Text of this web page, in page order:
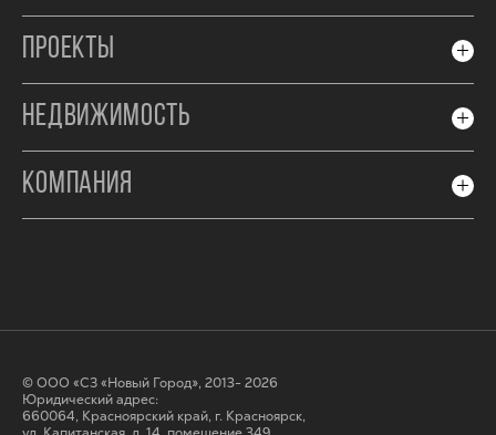
ПРОЕКТЫ
НЕДВИЖИМОСТЬ
КОМПАНИЯ
© ООО «СЗ «Новый Город», 2013- 2026
Юридический адрес:
660064, Красноярский край, г. Красноярск,